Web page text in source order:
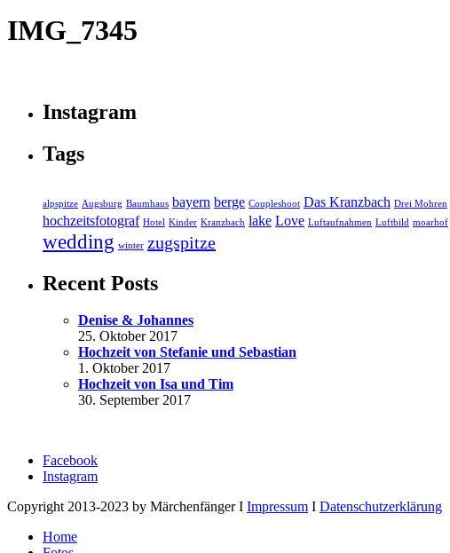
IMG_7345
Instagram
Tags
alpspitze Augsburg Baumhaus bayern berge Coupleshoot Das Kranzbach Drei Mohren
hochzeitsfotograf Hotel Kinder Kranzbach lake Love Luftaufnahmen Luftbild moarhof
wedding winter zugspitze
Recent Posts
Denise & Johannes
25. Oktober 2017
Hochzeit von Stefanie und Sebastian
1. Oktober 2017
Hochzeit von Isa und Tim
30. September 2017
Facebook
Instagram
Copyright 2013-2023 by Märchenfänger I Impressum I Datenschutzerklärung
Home